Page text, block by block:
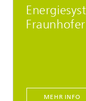
Fraunhofer
MEHR INFO